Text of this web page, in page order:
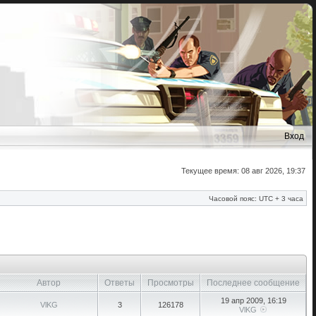
Вход
Текущее время: 08 авг 2026, 19:37
Часовой пояс: UTC + 3 часа
Автор Ответы Просмотры Последнее сообщение
VlKG 3 126178
19 апр 2009, 16:19
VlKG